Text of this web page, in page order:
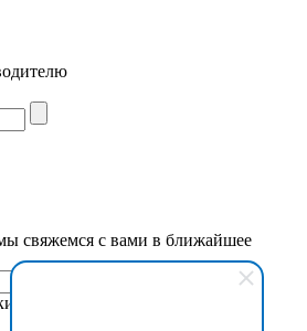
свяжемся с вами в ближайшее
сообщений